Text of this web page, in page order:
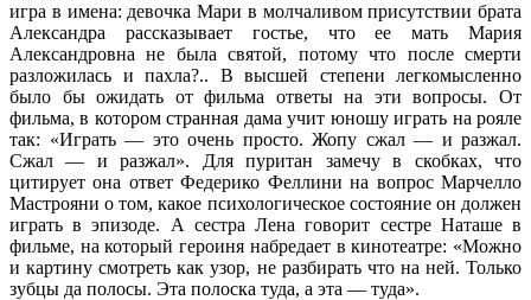
игра в имена: девочка Мари в молчаливом присутствии брата
Александра рассказывает гостье, что ее мать Мария
Александровна не была святой, потому что после смерти
разложилась и пахла?.. В высшей степени легкомысленно
было бы ожидать от фильма ответы на эти вопросы. От
фильма, в котором странная дама учит юношу играть на рояле
так: «Играть — это очень просто. Жопу сжал — и разжал.
Сжал — и разжал». Для пуритан замечу в скобках, что
цитирует она ответ Федерико Феллини на вопрос Марчелло
Мастрояни о том, какое психологическое состояние он должен
играть в эпизоде. А сестра Лена говорит сестре Наташе в
фильме, на который героиня набредает в кинотеатре: «Можно
и картину смотреть как узор, не разбирать что на ней. Только
зубцы да полосы. Эта полоска туда, а эта — туда».